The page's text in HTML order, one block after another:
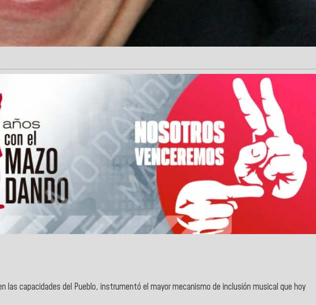
las capacidades del Pueblo, instrumentó el mayor mecanismo de inclusión musical que hoy